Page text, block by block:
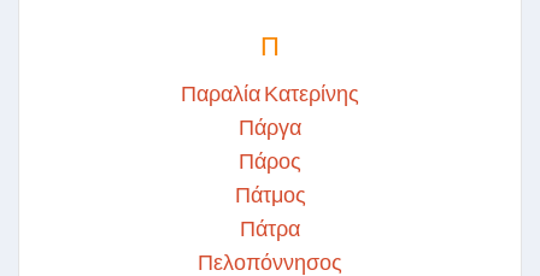
Π
Παραλία Κατερίνης
Πάργα
Πάρος
Πάτμος
Πάτρα
Πελοπόννησος